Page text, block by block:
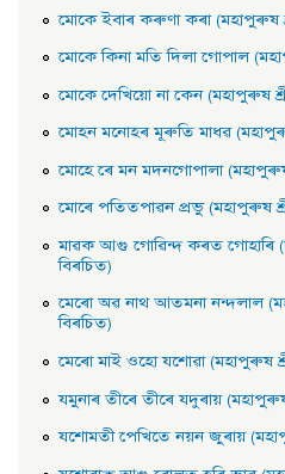
মােকে ইবাৰ কৰুণা কৰা (মহাপুৰুষ
মােকে কিনা মতি দিলা গােপাল
মােকে দেখিয়াে না কেন (মহাপুৰুষ
মােহন মনােহৰ মূৰুতি মাধৱ
মােহে ৰে মন মদনগােপালা (মহাপুৰুষ
মােৰে পতিতপাৱন প্রভু (মহাপুৰুষ
মাৱক আগু গােৱিন্দ কৰত গােহাৰি
বিৰচিত)
মেৰাে অৱ নাথ আতমনা নন্দলাল
বিৰচিত)
মেৰাে মাই ওহাে যশােৱা (মহাপুৰুষ
যমুনাৰ তীৰে তীৰে যদুৰায় (মহাপুৰুষ
যশােমতী পেখিতে নয়ন জুৰায়